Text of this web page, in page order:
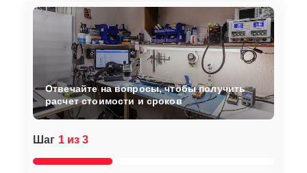
Шаг 1 из 3
Отвечайте на вопросы, чтобы получить
расчет стоимости и сроков